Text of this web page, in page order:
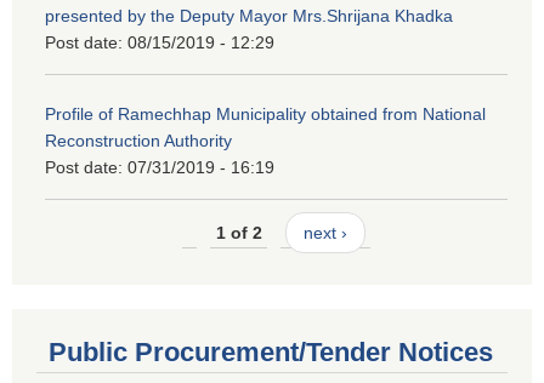
presented by the Deputy Mayor Mrs.Shrijana Khadka
Post date: 08/15/2019 - 12:29
Profile of Ramechhap Municipality obtained from National
Reconstruction Authority
Post date: 07/31/2019 - 16:19
1 of 2 next ›
Public Procurement/Tender Notices